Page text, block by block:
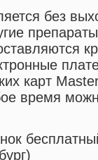
без
карт
время